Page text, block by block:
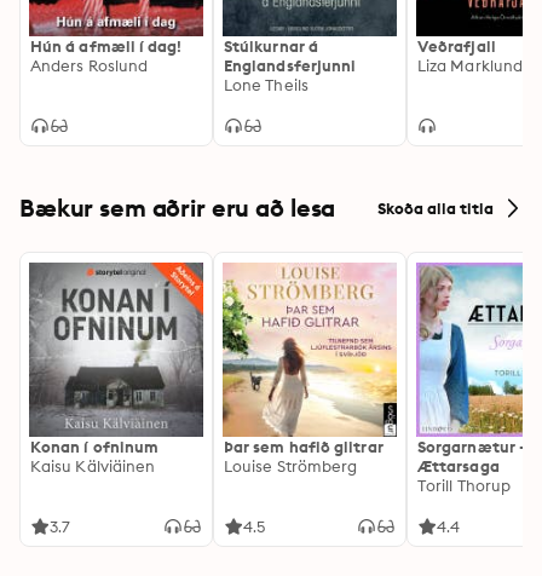
Hún á afmæli í dag!
Anders Roslund
Stúlkurnar á
Englandsferjunni
Lone Theils
Veðrafjall
Liza Marklund
Bækur sem aðrir eru að lesa Skoða alla titla
Konan í ofninum
Kaisu Kälviäinen
3.7
Þar sem hafið glitrar
Louise Strömberg
4.5
Sorgarnætur -
Ættarsaga
Torill Thorup
4.4